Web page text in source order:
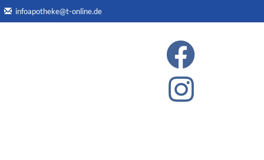
infoapotheke@t-online.de